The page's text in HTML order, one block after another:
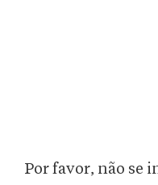
Por favor, não se